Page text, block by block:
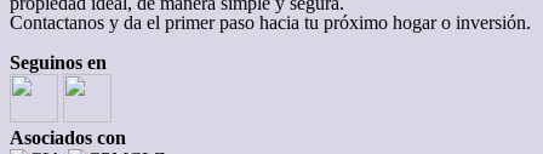
Contactanos y da el primer paso hacia tu próximo hogar o inversión.
Seguinos en
Asociados con